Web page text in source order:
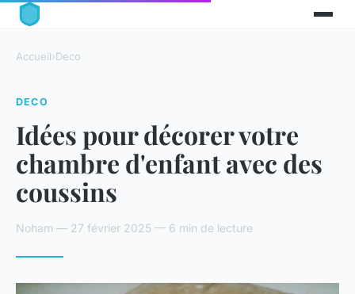
Accueil›Deco
DECO
Idées pour décorer votre
chambre d'enfant avec des
coussins
Noham — 27 février 2025 — 6 min de lecture